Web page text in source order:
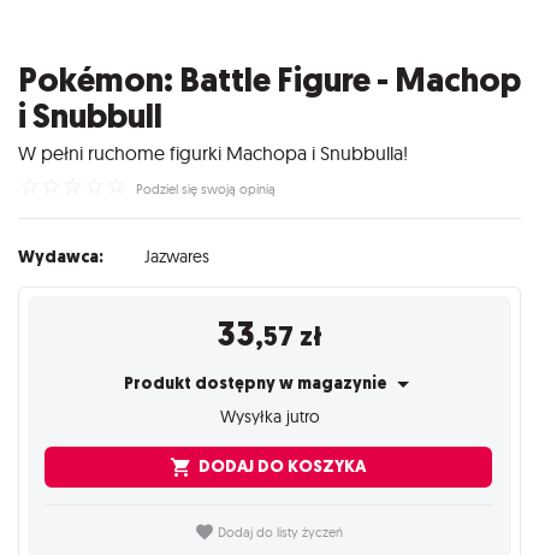
Pokémon: Battle Figure - Machop
i Snubbull
W pełni ruchome figurki Machopa i Snubbulla!
Podziel się swoją opinią
Wydawca: Jazwares
33,57 zł
Produkt dostępny w magazynie
Wysyłka jutro
DODAJ DO KOSZYKA
Dodaj do listy życzeń